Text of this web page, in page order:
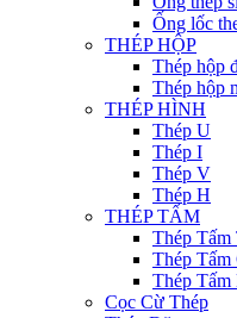
Ống lốc
THÉP HỘP
Thép hộp
Thép hộp
THÉP HÌNH
Thép U
Thép I
Thép V
Thép H
THÉP TẤM
Thép Tấm
Thép Tấm
Thép Tấm
Cọc Cừ Thép